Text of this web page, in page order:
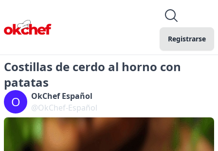
Registrarse
Costillas de cerdo al horno con
patatas
O
OkChef Español
@OkChef-Español